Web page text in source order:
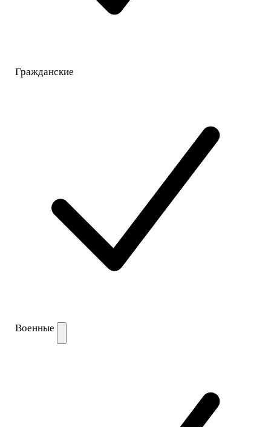
Гражданские
Военные